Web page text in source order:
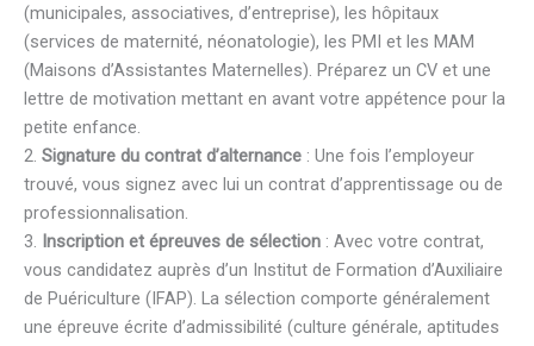
(municipales, associatives, d’entreprise), les hôpitaux
(services de maternité, néonatologie), les PMI et les MAM
(Maisons d’Assistantes Maternelles). Préparez un CV et une
lettre de motivation mettant en avant votre appétence pour la
petite enfance.
2. Signature du contrat d’alternance : Une fois l’employeur
trouvé, vous signez avec lui un contrat d’apprentissage ou de
professionnalisation.
3. Inscription et épreuves de sélection : Avec votre contrat,
vous candidatez auprès d’un Institut de Formation d’Auxiliaire
de Puériculture (IFAP). La sélection comporte généralement
une épreuve écrite d’admissibilité (culture générale, aptitudes